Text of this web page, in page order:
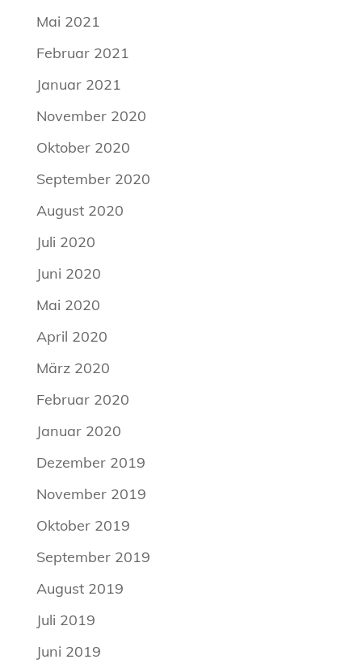
Mai 2021
Februar 2021
Januar 2021
November 2020
Oktober 2020
September 2020
August 2020
Juli 2020
Juni 2020
Mai 2020
April 2020
März 2020
Februar 2020
Januar 2020
Dezember 2019
November 2019
Oktober 2019
September 2019
August 2019
Juli 2019
Juni 2019